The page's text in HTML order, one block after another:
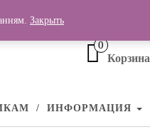
0
Корзина
ИНФОРМАЦИЯ
Закрыть